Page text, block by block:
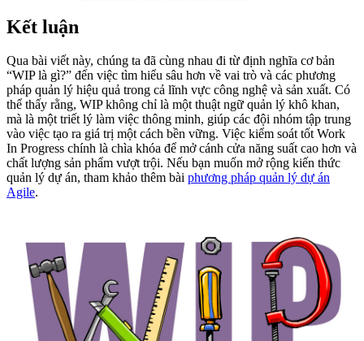
Kết luận
Qua bài viết này, chúng ta đã cùng nhau đi từ định nghĩa cơ bản
“WIP là gì?” đến việc tìm hiểu sâu hơn về vai trò và các phương
pháp quản lý hiệu quả trong cả lĩnh vực công nghệ và sản xuất. Có
thể thấy rằng, WIP không chỉ là một thuật ngữ quản lý khô khan,
mà là một triết lý làm việc thông minh, giúp các đội nhóm tập trung
vào việc tạo ra giá trị một cách bền vững. Việc kiểm soát tốt Work
In Progress chính là chìa khóa để mở cánh cửa năng suất cao hơn và
chất lượng sản phẩm vượt trội. Nếu bạn muốn mở rộng kiến thức
quản lý dự án, tham khảo thêm bài phương pháp quản lý dự án
Agile.